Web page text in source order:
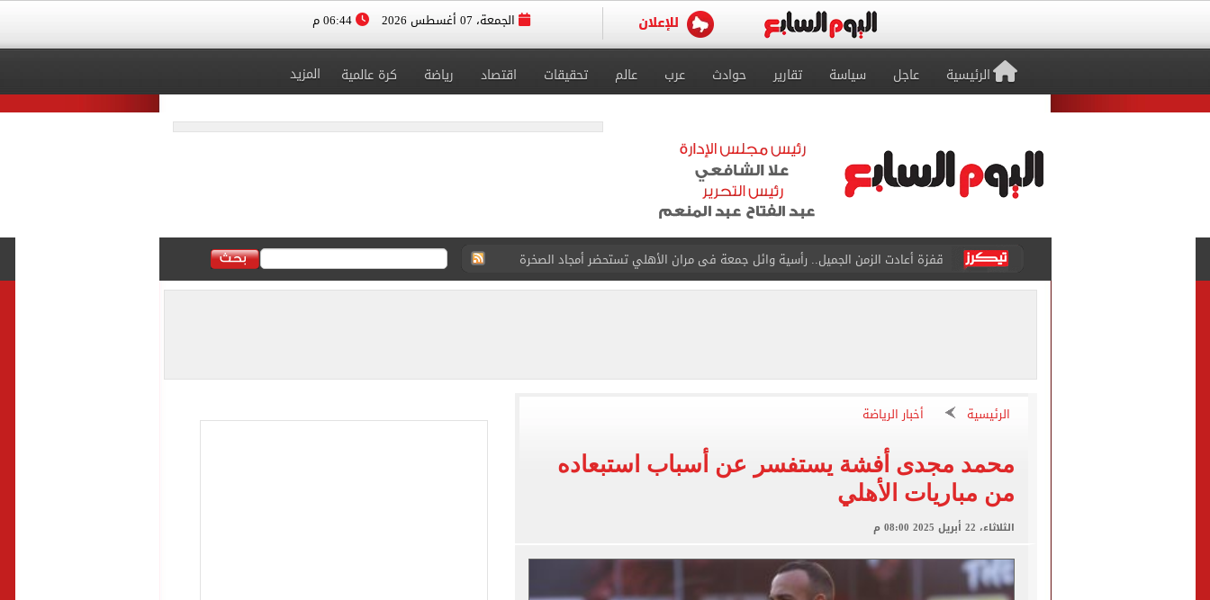
الجمعة، 07 أغسطس 2026
الرئيسية عاجل سياسة تقارير حوادث عرب عالم تحقيقات اقتصاد رياضة كرة عالمية المزيد
قفزة أعادت الزمن الجميل.. رأسية وائل جمعة فى مران الأهلي تستحضر أمجاد الصخرة
الأهلي ينهي مرانه الأول فى معسكر إسبانيا.. جلسة عموتة وفقرة بدنية.. صور
انطلاق مباراة مصر وإسبانيا فى نصف نهائي بطولة العالم لناشئات كرة اليد
سيلتيك الاسكتلندى يضع اللمسات الأخيرة لضم هيثم حسن
طرابزون سبور ينفي الحجز على مستحقات محمد صلاح
منتخب ناشئات كرة اليد يخسر أمام إسبانيا 27 - 26 فى نصف نهائى بطولة العالم
الرئيسية أخبار الرياضة
محمد مجدى أفشة يستفسر عن أسباب استبعاده
من مباريات الأهلي
الثلاثاء، 22 أبريل 2025 08:00 م